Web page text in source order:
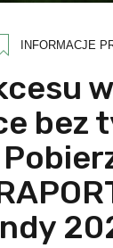
INFORMACJE
w
bez